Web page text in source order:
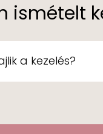
ismételt
a kezelés?